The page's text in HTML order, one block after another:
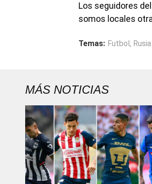
Los seguidores
somos locales
Temas: Futbol,
MÁS NOTICIAS